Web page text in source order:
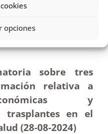
opciones
cantidades
por trasplantes en
sobre tres
relativa a
y
trasplantes en el
(28-08-2024)